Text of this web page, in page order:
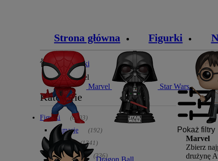
Strona główna Figurki
Blog
Marvel Star Wars
Dragon Ball
» Figurki
» Marvel
Kategorie
Figurki (6903)
Animacje (192)
Anime (1341)
DC Comics (336)
Pokaż filtry
Marvel
Zbierz
drużynę